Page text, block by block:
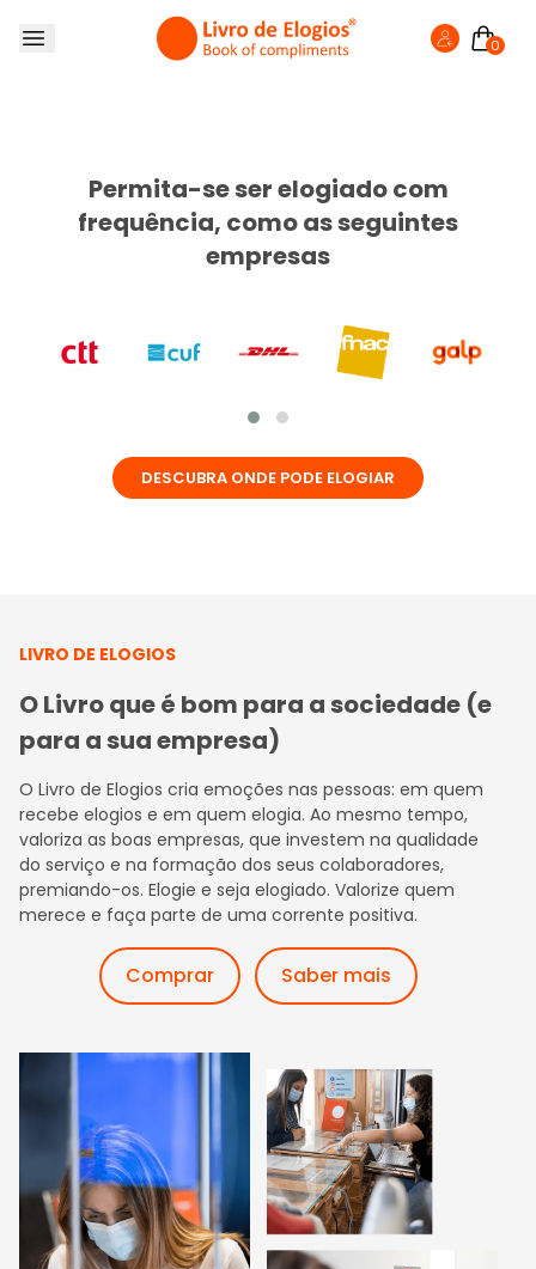
0
FAZER ELOGIO
Mais do que um livro, uma ferramenta de
Transforme a opinião dos seus clientes
na maior força dos seus colaboradores.
Aderir ao Livro
Permita-se ser elogiado com
frequência, como as seguintes
empresas
DESCUBRA ONDE PODE ELOGIAR
LIVRO DE ELOGIOS
O Livro que é bom para a sociedade (e
para a sua empresa)
O Livro de Elogios cria emoções nas pessoas: em quem
recebe elogios e em quem elogia. Ao mesmo tempo,
valoriza as boas empresas, que investem na qualidade
do serviço e na formação dos seus colaboradores,
premiando-os. Elogie e seja elogiado. Valorize quem
merece e faça parte de uma corrente positiva.
Comprar Saber mais